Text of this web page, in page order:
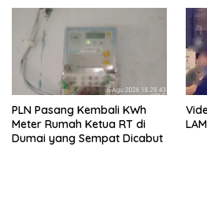
PLN Pasang Kembali KWh
Meter Rumah Ketua RT di
Dumai yang Sempat Dicabut